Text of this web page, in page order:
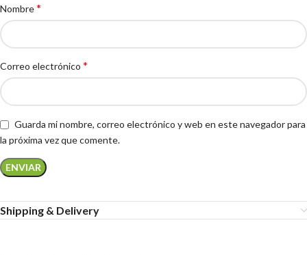
Nombre*
Correo electrónico *
Guarda mi nombre, correo electrónico y web en este navegador para
la próxima vez que comente.
Shipping & Delivery